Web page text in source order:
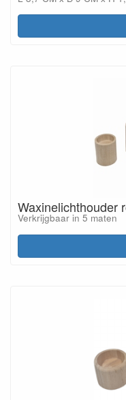
Waxinelichthouder
Verkrijgbaar in 5 maten